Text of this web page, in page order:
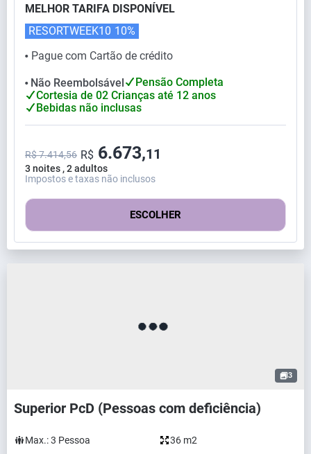
MELHOR TARIFA DISPONÍVEL
⬤ Pague com Cartão de crédito
RESORTWEEK10 10%
⬤ Não Reembolsável
Pensão Completa
Cortesia de 02 Crianças até 12 anos
Bebidas não inclusas
3 noites , 2 adultos
R$ 7.414,56 R$ 6.673,11
Impostos e taxas não inclusos
ESCOLHER
3
Superior PcD (Pessoas com deficiência)
Max.:3 Pessoa 36 m2